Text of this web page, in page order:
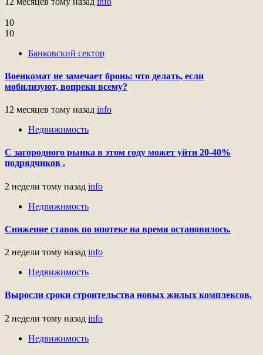
10
10
Банковский сектор
Военкомат не замечает бронь: что делать, если
мобилизуют, вопреки всему?
12 месяцев тому назад info
Недвижимость
С загородного рынка в этом году может уйти 20-40%
подрядчиков .
2 недели тому назад info
Недвижимость
Снижение ставок по ипотеке на время остановилось.
2 недели тому назад info
Недвижимость
Выросли сроки строительства новых жилых комплексов.
2 недели тому назад info
Недвижимость